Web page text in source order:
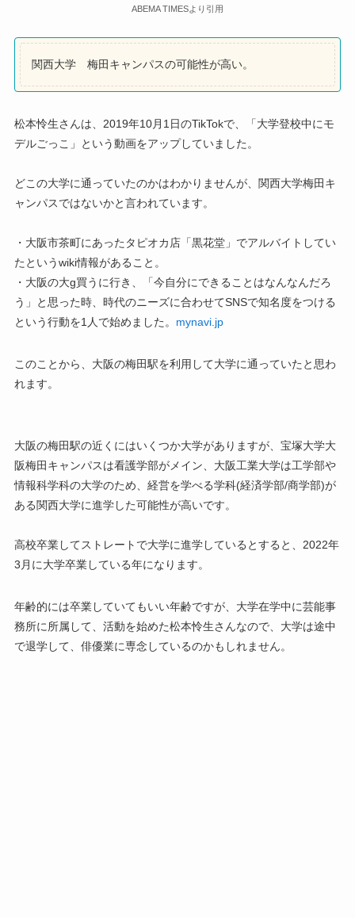
ABEMA TIMESより引用
関西大学 梅田キャンパスの可能性が高い。
松本怜生さんは、2019年10月1日のTikTokで、「大学登校中にモ
デルごっこ」という動画をアップしていました。
どこの大学に通っていたのかはわかりませんが、関西大学梅田キ
ャンパスではないかと言われています。
・大阪市茶町にあったタピオカ店「黒花堂」でアルバイトしてい
たというwiki情報があること。
・大阪の大g買うに行き、「今自分にできることはなんなんだろ
う」と思った時、時代のニーズに合わせてSNSで知名度をつける
という行動を1人で始めました。 mynavi.jp
このことから、大阪の梅田駅を利用して大学に通っていたと思わ
れます。
大阪の梅田駅の近くにはいくつか大学がありますが、宝塚大学大
阪梅田キャンパスは看護学部がメイン、大阪工業大学は工学部や
情報科学科の大学のため、経営を学べる学科(経済学部/商学部)が
ある関西大学に進学した可能性が高いです。
高校卒業してストレートで大学に進学しているとすると、2022年
3月に大学卒業している年になります。
年齢的には卒業していてもいい年齢ですが、大学在学中に芸能事
務所に所属して、活動を始めた松本怜生さんなので、大学は途中
で退学して、俳優業に専念しているのかもしれません。